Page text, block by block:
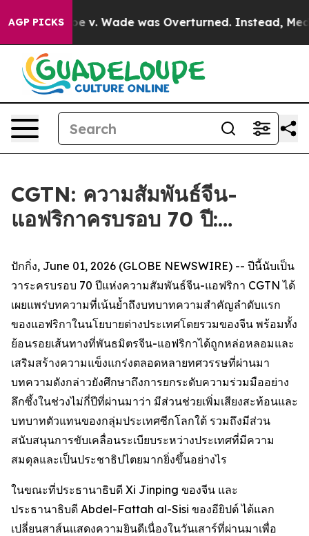
AGP PICKS
Roe v. Wade was Overturned. Instead,
CGTN: ความสัมพันธ์จีน-
แอฟริกาครบรอบ 70 ปี:…
ปักกิ่ง, June 01, 2026 (GLOBE NEWSWIRE) -- ปีนี้นับเป็น
วาระครบรอบ 70 ปีแห่งความสัมพันธ์จีน-แอฟริกา CGTN ได้
เผยแพร่บทความที่เน้นย้ำถึงบทบาทความสำคัญลำดับแรก
ของแอฟริกาในนโยบายต่างประเทศโดยรวมของจีน พร้อมทั้ง
ย้อนรอยเส้นทางที่พันธมิตรจีน-แอฟริกาได้ถูกหล่อหลอมและ
เสริมสร้างความแข็งแกร่งตลอดหลายทศวรรษที่ผ่านมา
บทความดังกล่าวยังศึกษาถึงการยกระดับความร่วมมืออย่าง
ลึกซึ้งในช่วงไม่กี่ปีที่ผ่านมาว่า มีส่วนช่วยเพิ่มเสียงสะท้อนและ
บทบาทตัวแทนของกลุ่มประเทศซีกโลกใต้ รวมถึงมีส่วน
สนับสนุนการขับเคลื่อนระเบียบระหว่างประเทศที่มีความ
สมดุลและเป็นประชาธิปไตยมากยิ่งขึ้นอย่างไร
ในขณะที่ประธานาธิบดี Xi Jinping ของจีน และ
ประธานาธิบดี Abdel-Fattah al-Sisi ของอียิปต์ ได้แลก
เปลี่ยนสาส์นแสดงความยินดีเนื่องในวันเสาร์ที่ผ่านมาเพื่อ